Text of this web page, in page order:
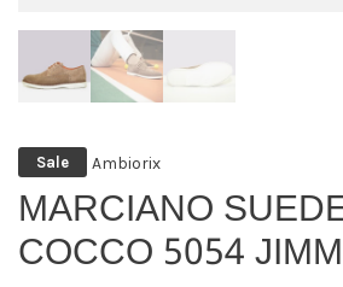
Sale Ambiorix
MARCIANO
COCCO 5054